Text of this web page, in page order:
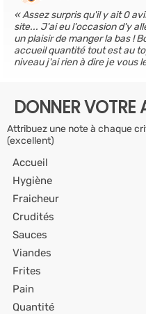
Assez surpris qu'il y ait 0
site... J'ai eu l'occasion d'y
un plaisir de manger la bas !
accueil quantité tout est au
niveau j'ai rien à dire je vous
DONNER VOTRE
Attribuez une note à chaque
(excellent)
Accueil
Hygiène
Fraicheur
Crudités
Sauces
Viandes
Frites
Pain
Quantité